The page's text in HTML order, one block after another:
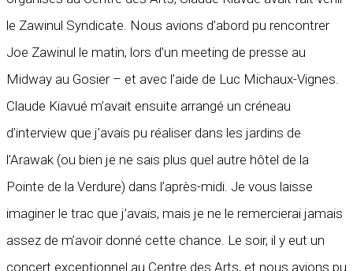
le Zawinul Syndicate. Nous avions d’abord pu rencontrer
Joe Zawinul le matin, lors d’un meeting de presse au
Midway au Gosier – et avec l’aide de Luc Michaux-Vignes.
Claude Kiavué m’avait ensuite arrangé un créneau
d’interview que j’avais pu réaliser dans les jardins de
l’Arawak (ou bien je ne sais plus quel autre hôtel de la
Pointe de la Verdure) dans l’après-midi. Je vous laisse
imaginer le trac que j’avais, mais je ne le remercierai jamais
assez de m’avoir donné cette chance. Le soir, il y eut un
concert exceptionnel au Centre des Arts, et nous avions pu